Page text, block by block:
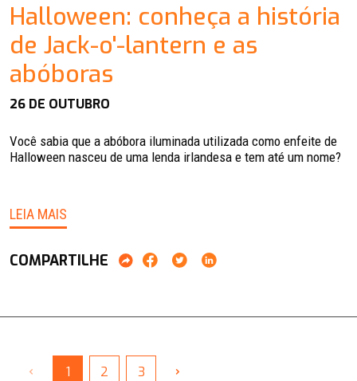
Halloween: conheça a história
de Jack-o'-lantern e as
abóboras
26 DE OUTUBRO
Você sabia que a abóbora iluminada utilizada como enfeite de
Halloween nasceu de uma lenda irlandesa e tem até um nome?
LEIA MAIS
COMPARTILHE
‹ 1 2 3 ›